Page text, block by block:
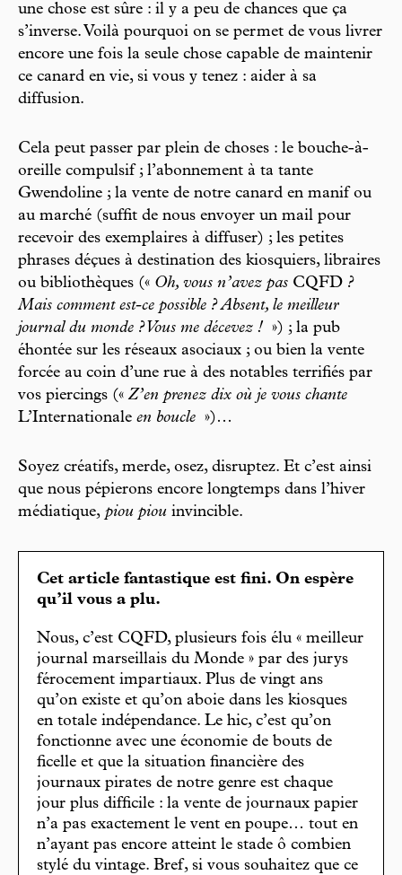
une chose est sûre : il y a peu de chances que ça
s’inverse. Voilà pourquoi on se permet de vous livrer
encore une fois la seule chose capable de maintenir
ce canard en vie, si vous y tenez : aider à sa
diffusion.
Cela peut passer par plein de choses : le bouche-à-
oreille compulsif ; l’abonnement à ta tante
Gwendoline ; la vente de notre canard en manif ou
au marché (suffit de nous envoyer un mail pour
recevoir des exemplaires à diffuser) ; les petites
phrases déçues à destination des kiosquiers, libraires
ou bibliothèques (« Oh, vous n’avez pas CQFD ?
Mais comment est-ce possible ? Absent, le meilleur
journal du monde ? Vous me décevez ! ») ; la pub
éhontée sur les réseaux asociaux ; ou bien la vente
forcée au coin d’une rue à des notables terrifiés par
vos piercings (« Z’en prenez dix où je vous chante
L’Internationale en boucle »)…
Soyez créatifs, merde, osez, disruptez. Et c’est ainsi
que nous pépierons encore longtemps dans l’hiver
médiatique, piou piou invincible.
Cet article fantastique est fini. On espère
qu’il vous a plu.
Nous, c’est CQFD, plusieurs fois élu « meilleur
journal marseillais du Monde » par des jurys
férocement impartiaux. Plus de vingt ans
qu’on existe et qu’on aboie dans les kiosques
en totale indépendance. Le hic, c’est qu’on
fonctionne avec une économie de bouts de
ficelle et que la situation financière des
journaux pirates de notre genre est chaque
jour plus difficile : la vente de journaux papier
n’a pas exactement le vent en poupe… tout en
n’ayant pas encore atteint le stade ô combien
stylé du vintage. Bref, si vous souhaitez que ce